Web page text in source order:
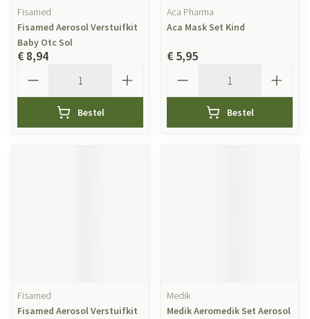
Fisamed
Fisamed Aerosol Verstuifkit
Baby Otc Sol
€ 8,94
Bestel
Aca Pharma
Aca Mask Set Kind
€ 5,95
Bestel
Fisamed
Fisamed Aerosol Verstuifkit
Medik
Medik Aeromedik Set Aerosol